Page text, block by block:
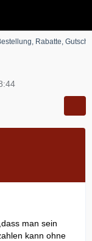
Rabatte,
man sein
kann ohne